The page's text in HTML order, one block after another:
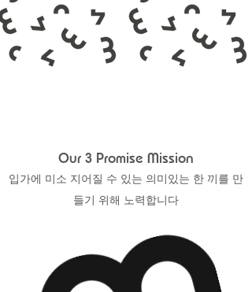
Our 3 Promise Mission
입가에 미소 지어질 수 있는 의미있는 한 끼를 만
들기 위해 노력합니다